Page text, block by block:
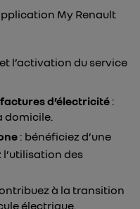
My Renault
l’activation du service
d’électricité :
domicile.
: bénéficiez d’une
des
à la transition
électrique.